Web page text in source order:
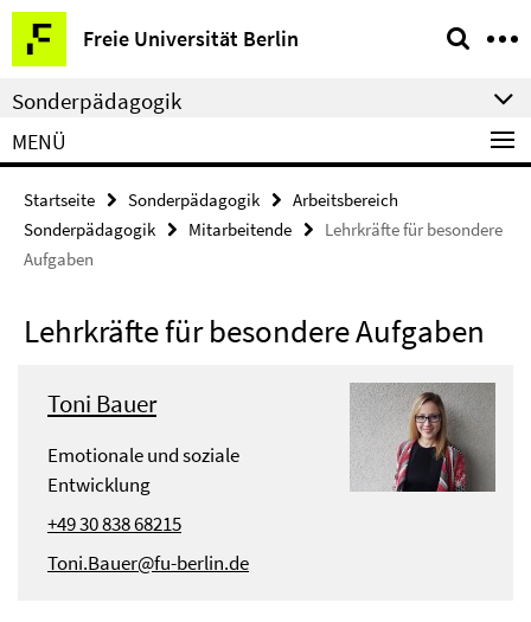
Springe
direkt
zu
Inhalt
Freie Universität Berlin
Service-
Navigation
Sonderpädagogik
MENÜ
Startseite Sonderpädagogik
Arbeitsbereich
Sonderpädagogik
Mitarbeitende
Lehrkräfte für besondere
Aufgaben
Lehrkräfte für besondere Aufgaben
Toni Bauer
Emotionale und soziale
Entwicklung
+49 30 838 68215
Toni.Bauer@fu-berlin.de